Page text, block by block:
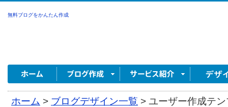
無料ブログをかんたん作成
ホーム > ブログデザイン一覧 > ユーザー作成テ